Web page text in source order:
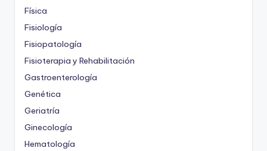
Física
Fisiología
Fisiopatología
Fisioterapia y Rehabilitación
Gastroenterología
Genética
Geriatría
Ginecología
Hematología